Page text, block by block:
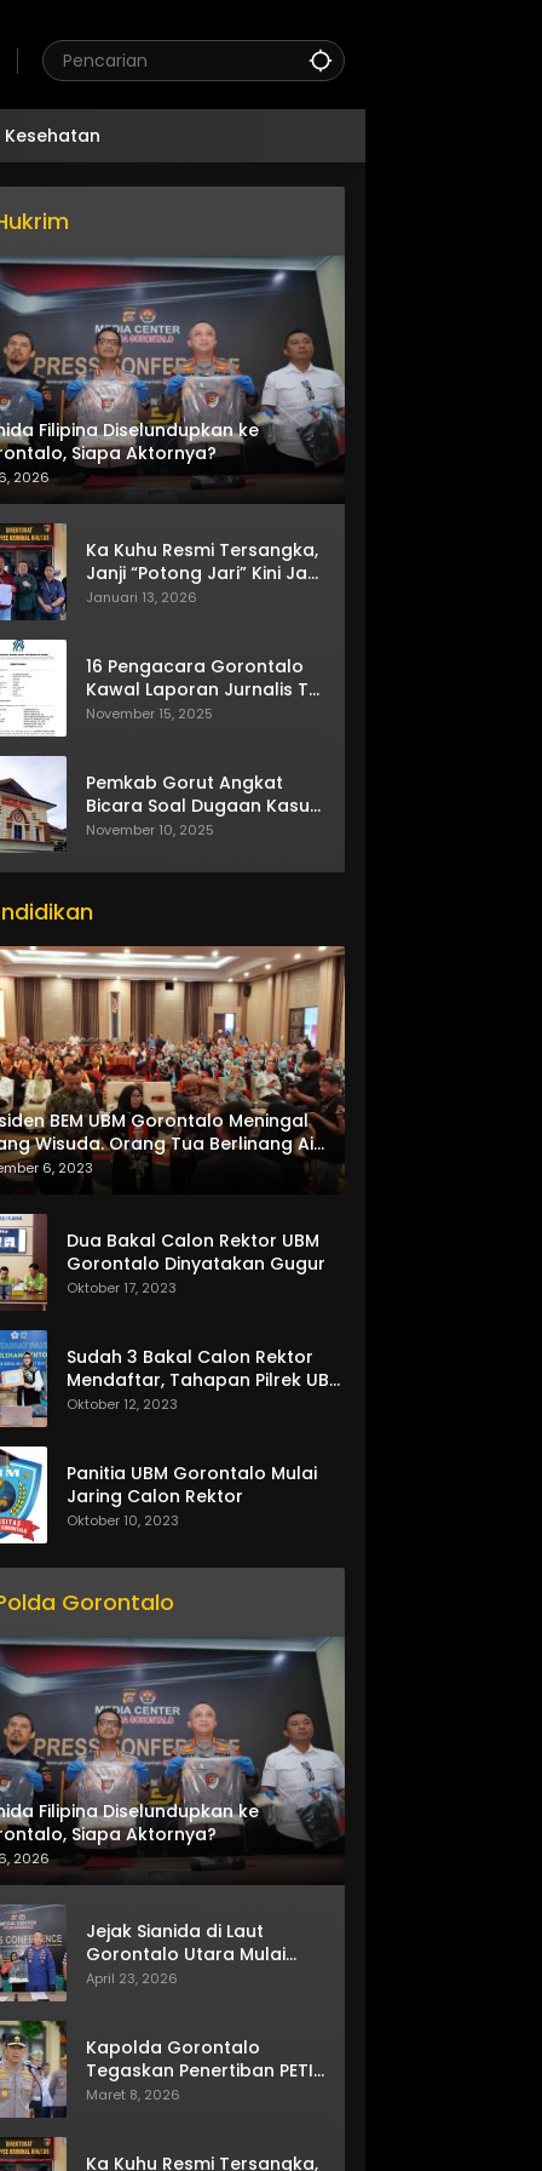
Kesehatan
Filipina Diselundupkan ke
Siapa Aktornya?
2026
Ka Kuhu Resmi Tersangka,
Janji “Potong Jari” Kini Jadi
Bumerang
Januari 13, 2026
16 Pengacara Gorontalo
Kawal Laporan Jurnalis TV
One
November 15, 2025
Pemkab Gorut Angkat
Bicara Soal Dugaan Kasus
Asusila Oknum ASN
November 10, 2025
BEM UBM Gorontalo Meningal
Wisuda. Orang Tua Berlinang Air
Menerima SKL dan Pemasangan
6, 2023
Dua Bakal Calon Rektor UBM
Gorontalo Dinyatakan Gugur
Oktober 17, 2023
Sudah 3 Bakal Calon Rektor
Mendaftar, Tahapan Pilrek UBM
Gorontalo Makin Seru
Oktober 12, 2023
Panitia UBM Gorontalo Mulai
Jaring Calon Rektor
Oktober 10, 2023
Gorontalo
Filipina Diselundupkan ke
Siapa Aktornya?
2026
Jejak Sianida di Laut
Gorontalo Utara Mulai
Terkuak
April 23, 2026
Kapolda Gorontalo
Tegaskan Penertiban PETI
Terus Berjalan
Maret 8, 2026
Ka Kuhu Resmi Tersangka,